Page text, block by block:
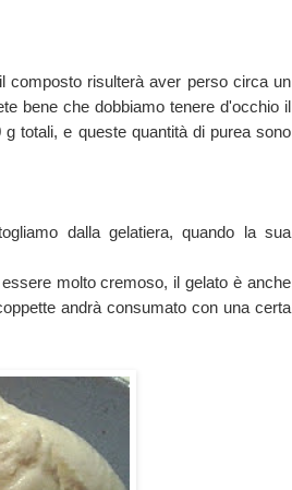
composto risulterà aver perso circa un
bene che dobbiamo tenere d'occhio il
totali, e queste quantità di purea sono
dalla gelatiera, quando la sua
molto cremoso, il gelato è anche
andrà consumato con una certa